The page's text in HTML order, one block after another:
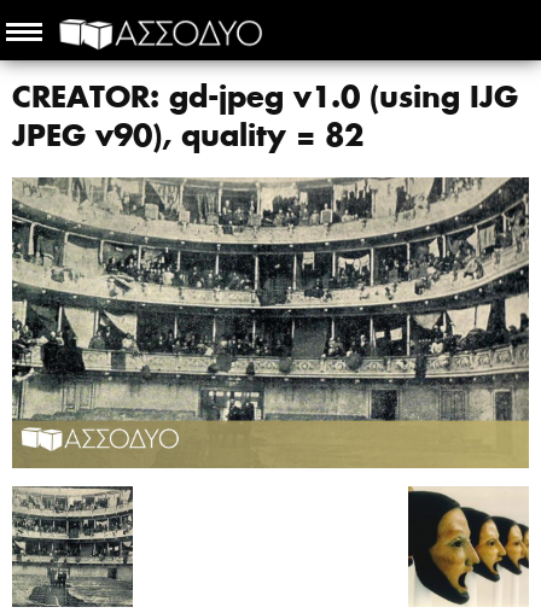
CREATOR: gd-jpeg v1.0 (using IJG
JPEG v90), quality = 82